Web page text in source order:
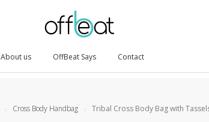
About us OffBeat Says Contact
/ Cross Body Handbag / Tribal Cross Body Bag with